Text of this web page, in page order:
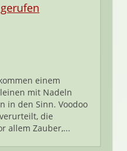
einem
mit Nadeln
in den Sinn. Voodoo
die
allem Zauber,...